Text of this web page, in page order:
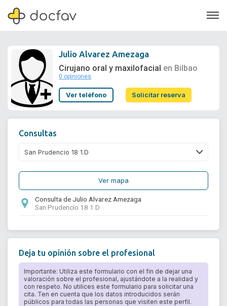
Soporte
Julio Alvarez Amezaga
Cirujano oral y maxilofacial en Bilbao
0 opiniones
Ver teléfono Solicitar reserva
Consultas
Ver mapa
Consulta de Julio Alvarez Amezaga
San Prudencio 18 1.D
Deja tu opinión sobre el profesional
Importante: Utiliza este formulario con el fin de dejar una
valoración sobre el profesional, ajustándote a la realidad y
con respeto. No utilices este formulario para solicitar una
cita. Ten en cuenta que los datos introducidos serán
públicos para todas las personas que visiten este perfil.